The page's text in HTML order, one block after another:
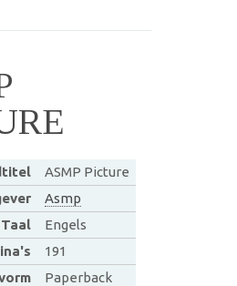
ASMP Picture
Asmp
Taal
Engels
191
Paperback